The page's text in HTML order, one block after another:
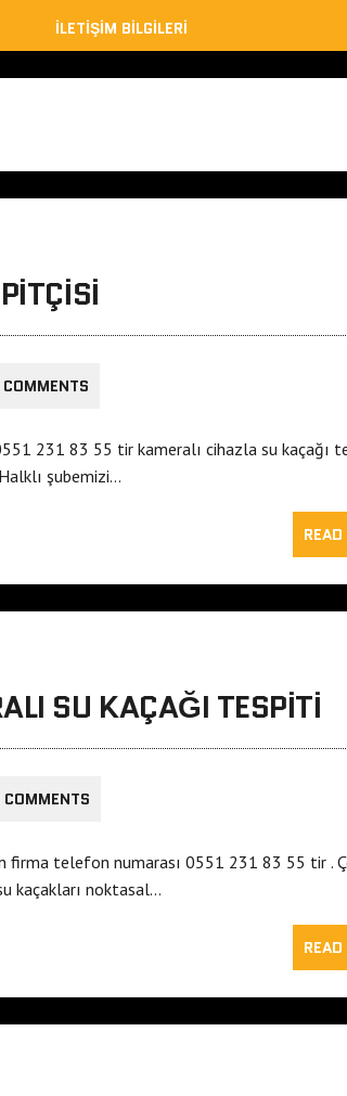
İLETIŞIM BILGILERI
231 83 55 tir kameralı cihazla su kaçağı
şubemizi…
SU KAÇAĞI TESPITI
firma telefon numarası 0551 231 83 55 tir .
kaçakları noktasal…